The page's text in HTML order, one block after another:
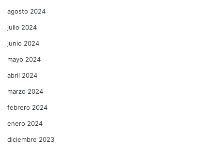
agosto 2024
julio 2024
junio 2024
mayo 2024
abril 2024
marzo 2024
febrero 2024
enero 2024
diciembre 2023